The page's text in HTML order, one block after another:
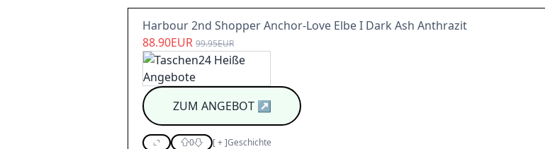
Harbour 2nd Shopper Anchor-Love Elbe I Dark Ash Anthrazit
88.90EUR 99.95EUR
ZUM ANGEBOT↗
0 [+]Geschichte